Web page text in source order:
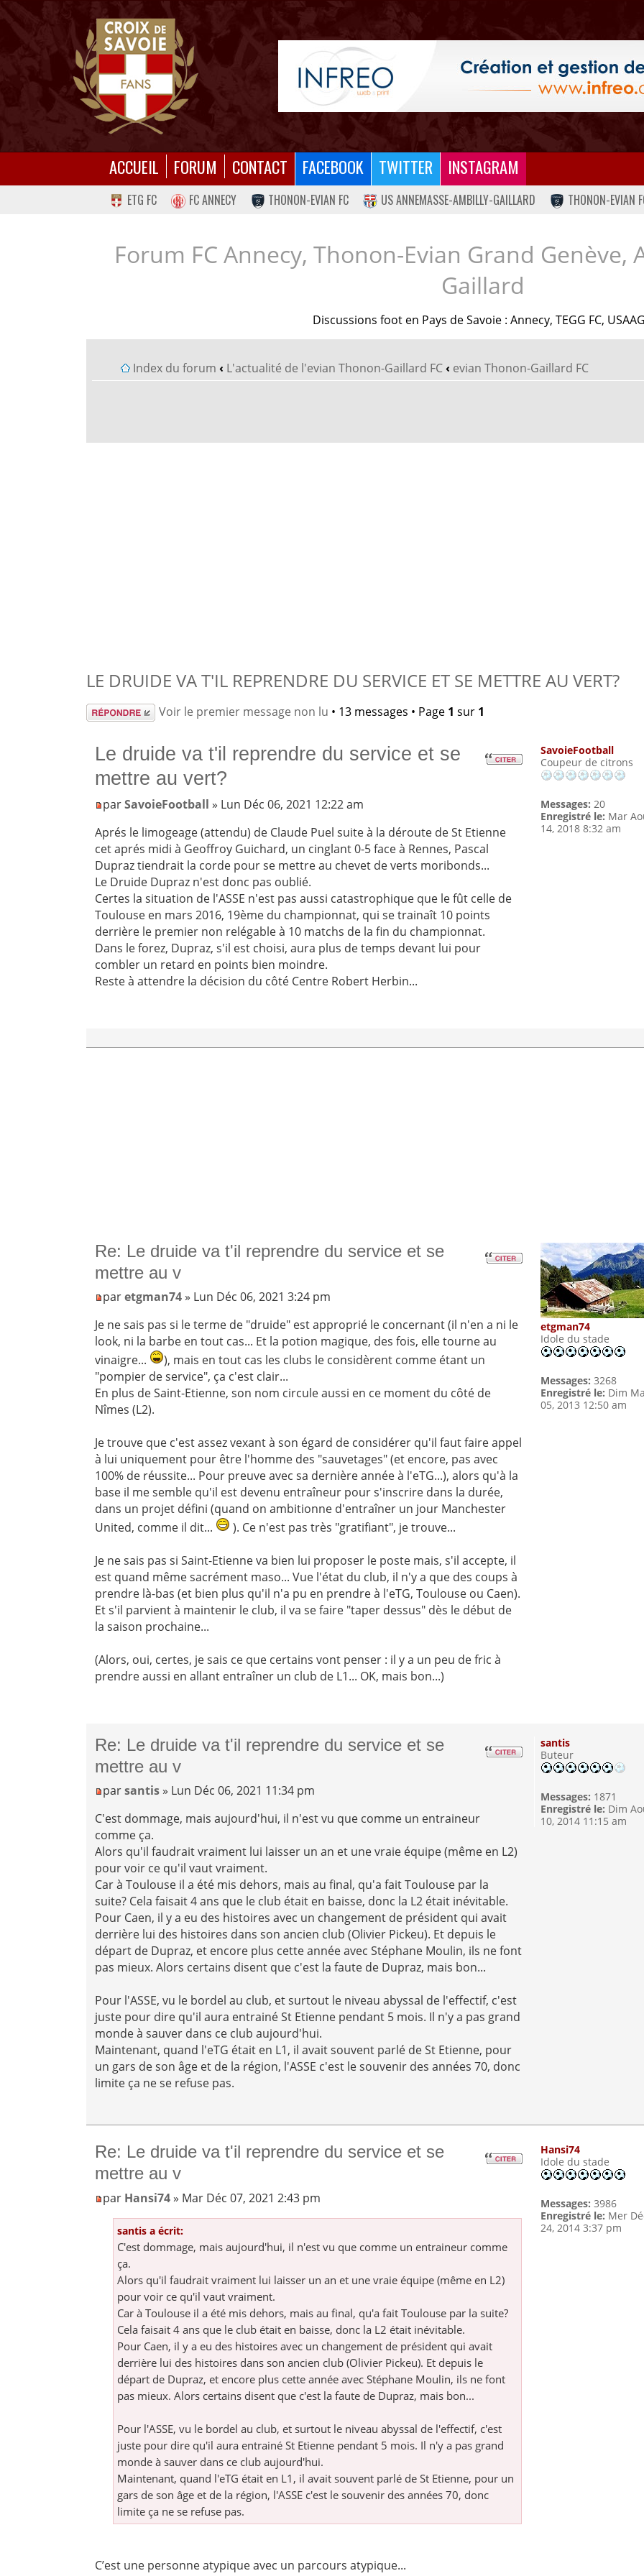
ACCUEIL FORUM CONTACT FACEBOOK TWITTER INSTAGRAM
ETG FC FC ANNECY THONON-EVIAN FC US ANNEMASSE-AMBILLY-GAILLARD THONON-EVIAN
Forum FC Annecy, Thonon-Evian Grand Genève,
Gaillard
Discussions foot en Pays de Savoie : Annecy, TEGG FC,
Index du forum ‹ L'actualité de l'evian Thonon-Gaillard FC‹ evian Thonon-Gaillard FC
LE DRUIDE VA T'IL REPRENDRE DU SERVICE ET SE METTRE AU VERT?
Répondre Voir le premier message non lu • 13 messages • Page 1 sur 1
Le druide va t'il reprendre du service et se
mettre au vert?
parSavoieFootball » Lun Déc 06, 2021 12:22 am
Aprés le limogeage (attendu) de Claude Puel suite à la déroute de St Etienne
cet aprés midi à Geoffroy Guichard, un cinglant 0-5 face à Rennes, Pascal
Dupraz tiendrait la corde pour se mettre au chevet de verts moribonds...
Le Druide Dupraz n'est donc pas oublié.
Certes la situation de l'ASSE n'est pas aussi catastrophique que le fût celle de
Toulouse en mars 2016, 19ème du championnat, qui se trainaît 10 points
derrière le premier non relégable à 10 matchs de la fin du championnat.
Dans le forez, Dupraz, s'il est choisi, aura plus de temps devant lui pour
combler un retard en points bien moindre.
Reste à attendre la décision du côté Centre Robert Herbin...
SavoieFootball
Coupeur de citrons
Messages: 20
Enregistré le: Mar
14, 2018 8:32 am
Re: Le druide va t'il reprendre du service et se
mettre au v
paretgman74» Lun Déc 06, 2021 3:24 pm
Je ne sais pas si le terme de "druide" est approprié le concernant (il n'en a ni le
look, ni la barbe en tout cas... Et la potion magique, des fois, elle tourne au
vinaigre...
), mais en tout cas les clubs le considèrent comme étant un
"pompier de service", ça c'est clair...
En plus de Saint-Etienne, son nom circule aussi en ce moment du côté de
Nîmes (L2).
Je trouve que c'est assez vexant à son égard de considérer qu'il faut faire appel
à lui uniquement pour être l'homme des "sauvetages" (et encore, pas avec
100% de réussite... Pour preuve avec sa dernière année à l'eTG...), alors qu'à la
base il me semble qu'il est devenu entraîneur pour s'inscrire dans la durée,
dans un projet défini (quand on ambitionne d'entraîner un jour Manchester
United, comme il dit...
). Ce n'est pas très "gratifiant", je trouve...
Je ne sais pas si Saint-Etienne va bien lui proposer le poste mais, s'il accepte, il
est quand même sacrément maso... Vue l'état du club, il n'y a que des coups à
prendre là-bas (et bien plus qu'il n'a pu en prendre à l'eTG, Toulouse ou Caen).
Et s'il parvient à maintenir le club, il va se faire "taper dessus" dès le début de
la saison prochaine...
(Alors, oui, certes, je sais ce que certains vont penser : il y a un peu de fric à
prendre aussi en allant entraîner un club de L1... OK, mais bon...)
etgman74
Idole du stade
Messages: 3268
Enregistré le: Dim
05, 2013 12:50 am
Re: Le druide va t'il reprendre du service et se
mettre au v
parsantis » Lun Déc 06, 2021 11:34 pm
C'est dommage, mais aujourd'hui, il n'est vu que comme un entraineur
comme ça.
Alors qu'il faudrait vraiment lui laisser un an et une vraie équipe (même en L2)
pour voir ce qu'il vaut vraiment.
Car à Toulouse il a été mis dehors, mais au final, qu'a fait Toulouse par la
suite? Cela faisait 4 ans que le club était en baisse, donc la L2 était inévitable.
Pour Caen, il y a eu des histoires avec un changement de président qui avait
derrière lui des histoires dans son ancien club (Olivier Pickeu). Et depuis le
départ de Dupraz, et encore plus cette année avec Stéphane Moulin, ils ne font
pas mieux. Alors certains disent que c'est la faute de Dupraz, mais bon...
Pour l'ASSE, vu le bordel au club, et surtout le niveau abyssal de l'effectif, c'est
juste pour dire qu'il aura entrainé St Etienne pendant 5 mois. Il n'y a pas grand
monde à sauver dans ce club aujourd'hui.
Maintenant, quand l'eTG était en L1, il avait souvent parlé de St Etienne, pour
un gars de son âge et de la région, l'ASSE c'est le souvenir des années 70, donc
limite ça ne se refuse pas.
santis
Buteur
Messages: 1871
Enregistré le: Dim
10, 2014 11:15 am
Re: Le druide va t'il reprendre du service et se
mettre au v
par Hansi74» Mar Déc 07, 2021 2:43 pm
santis a écrit:
C'est dommage, mais aujourd'hui, il n'est vu que comme un entraineur comme
ça.
Alors qu'il faudrait vraiment lui laisser un an et une vraie équipe (même en L2)
pour voir ce qu'il vaut vraiment.
Car à Toulouse il a été mis dehors, mais au final, qu'a fait Toulouse par la suite?
Cela faisait 4 ans que le club était en baisse, donc la L2 était inévitable.
Pour Caen, il y a eu des histoires avec un changement de président qui avait
derrière lui des histoires dans son ancien club (Olivier Pickeu). Et depuis le
départ de Dupraz, et encore plus cette année avec Stéphane Moulin, ils ne font
pas mieux. Alors certains disent que c'est la faute de Dupraz, mais bon...
Pour l'ASSE, vu le bordel au club, et surtout le niveau abyssal de l'effectif, c'est
juste pour dire qu'il aura entrainé St Etienne pendant 5 mois. Il n'y a pas grand
monde à sauver dans ce club aujourd'hui.
Maintenant, quand l'eTG était en L1, il avait souvent parlé de St Etienne, pour un
gars de son âge et de la région, l'ASSE c'est le souvenir des années 70, donc
limite ça ne se refuse pas.
C’est une personne atypique avec un parcours atypique...
Hansi74
Idole du stade
Messages: 3986
Enregistré le: Mer
24, 2014 3:37 pm